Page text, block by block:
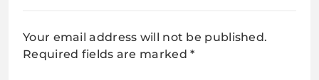
Your email address will not be published.
Required fields are marked*